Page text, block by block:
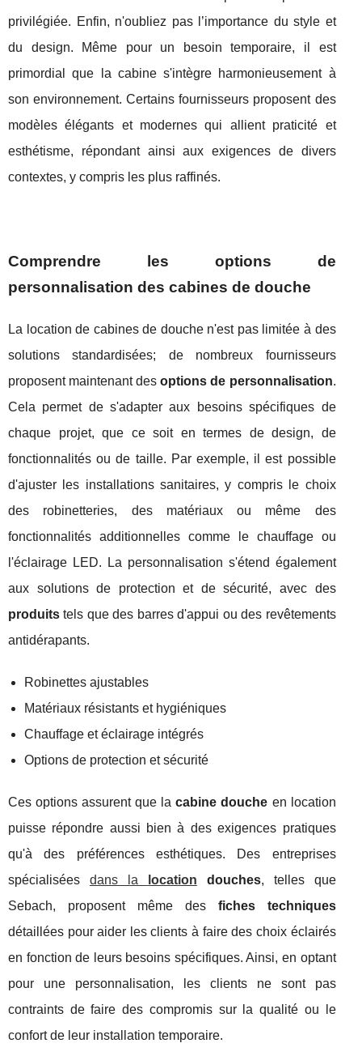
privilégiée. Enfin, n'oubliez pas l’importance du style et
du design. Même pour un besoin temporaire, il est
primordial que la cabine s'intègre harmonieusement à
son environnement. Certains fournisseurs proposent des
modèles élégants et modernes qui allient praticité et
esthétisme, répondant ainsi aux exigences de divers
contextes, y compris les plus raffinés.
Comprendre les options de
personnalisation des cabines de douche
La location de cabines de douche n'est pas limitée à des
solutions standardisées; de nombreux fournisseurs
proposent maintenant desoptions de personnalisation.
Cela permet de s'adapter aux besoins spécifiques de
chaque projet, que ce soit en termes de design, de
fonctionnalités ou de taille. Par exemple, il est possible
d'ajuster les installations sanitaires, y compris le choix
des robinetteries, des matériaux ou même des
fonctionnalités additionnelles comme le chauffage ou
l'éclairage LED. La personnalisation s'étend également
aux solutions de protection et de sécurité, avec des
produits tels que des barres d'appui ou des revêtements
antidérapants.
Robinettes ajustables
Matériaux résistants et hygiéniques
Chauffage et éclairage intégrés
Options de protection et sécurité
Ces options assurent que lacabine douche en location
puisse répondre aussi bien à des exigences pratiques
qu'à des préférences esthétiques. Des entreprises
spécialisées dans la location douches, telles que
Sebach, proposent même des fiches techniques
détaillées pour aider les clients à faire des choix éclairés
en fonction de leurs besoins spécifiques. Ainsi, en optant
pour une personnalisation, les clients ne sont pas
contraints de faire des compromis sur la qualité ou le
confort de leur installation temporaire.